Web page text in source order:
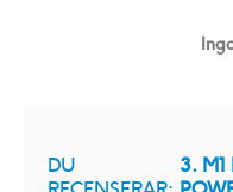
DU
3. M1